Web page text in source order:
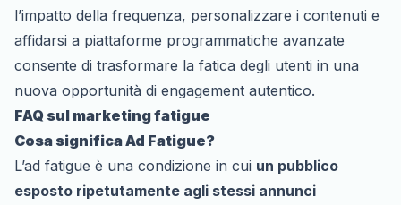
l’impatto della frequenza, personalizzare i contenuti e
affidarsi a piattaforme programmatiche avanzate
consente di trasformare la fatica degli utenti in una
nuova opportunità di engagement autentico.
FAQ sul marketing fatigue
Cosa significa Ad Fatigue?
L’ad fatigue è una condizione in cui un pubblico
esposto ripetutamente agli stessi annunci